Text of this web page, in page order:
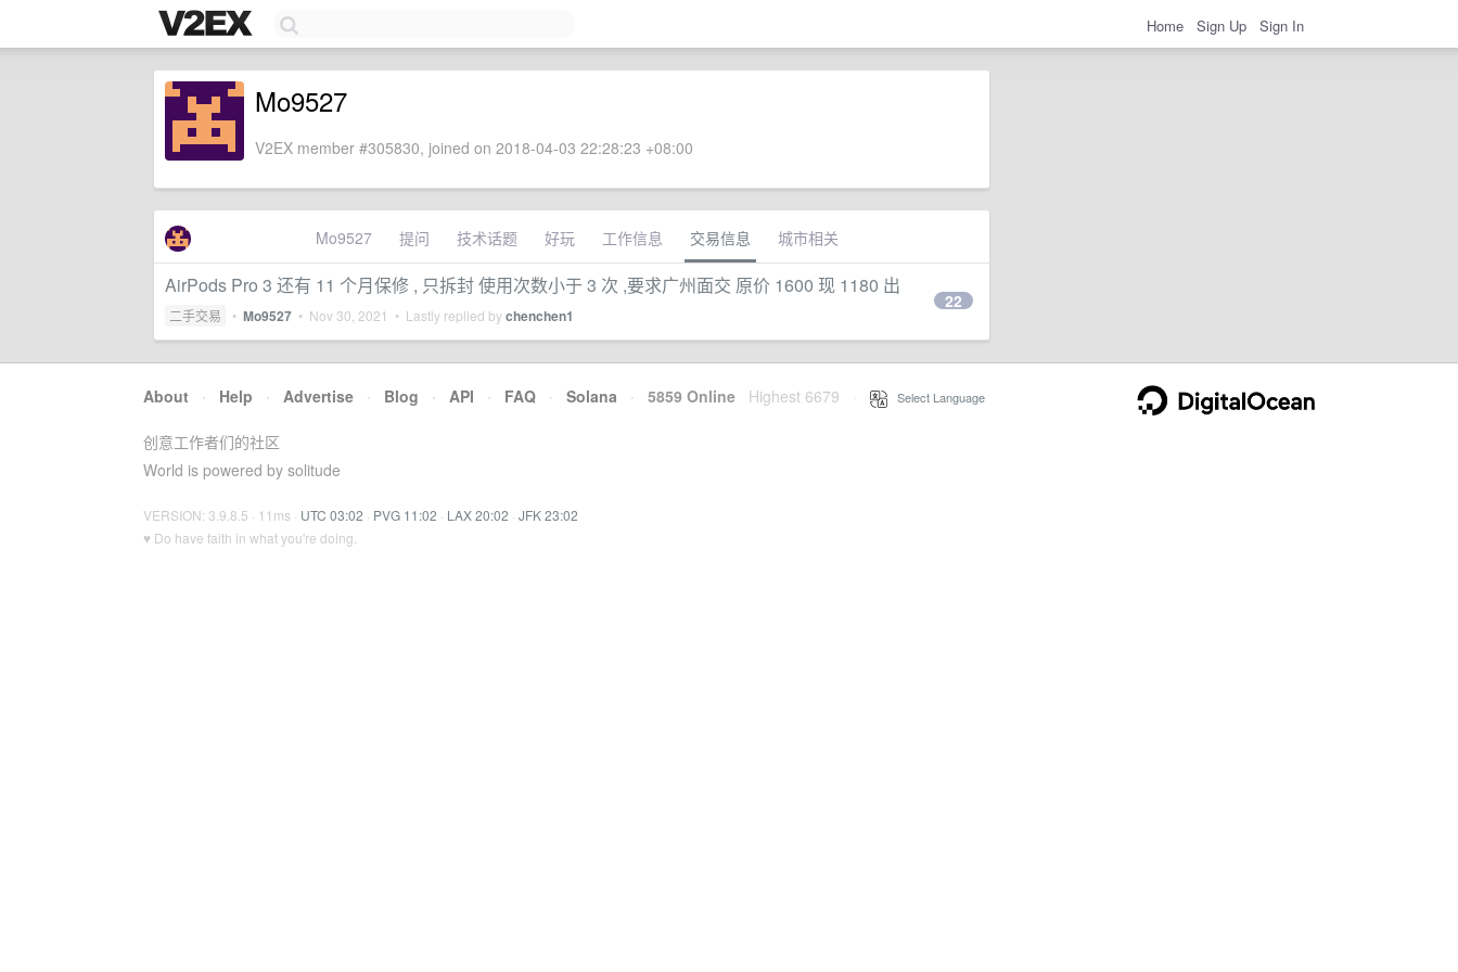
Home Sign Up Sign In
Mo9527
V2EX member #305830, joined on 2018-04-03 22:28:23 +08:00
Mo9527 提问 技术话题 好玩 工作信息 交易信息 城市相关
AirPods Pro 3 还有 11 个月保修 , 只拆封 使用次数小于 3 次 ,要求广州面交 原价 1600 现 1180 出
二手交易 • Mo9527 • Nov 30, 2021 • Lastly replied bychenchen1
22
About · Help · Advertise · Blog · API · FAQ · Solana · 5859 Online Highest 6679 Select Language
创意工作者们的社区
World is powered by solitude
VERSION: 3.9.8.5 · 11ms · UTC 03:02 · PVG 11:02 · LAX 20:02 · JFK 23:02
♥ Do have faith in what you're doing.